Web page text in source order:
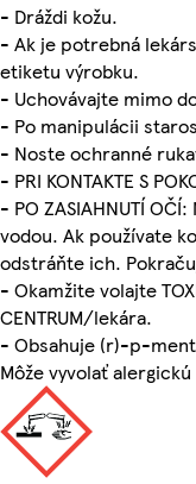
- Dráždi kožu.
- Ak je potrebná
etiketu výrobku.
- Uchovávajte mimo
- Po manipulácii
- Noste ochranné
- PRI KONTAKTE S
- PO ZASIAHNUTÍ
vodou. Ak používate
odstráňte ich.
- Okamžite volajte
CENTRUM/lekára.
- Obsahuje (r)-p-
Môže vyvolať